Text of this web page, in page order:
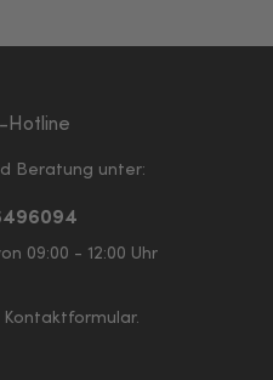
Hotline
Beratung unter:
09:00 - 12:00 Uhr
Kontaktformular.